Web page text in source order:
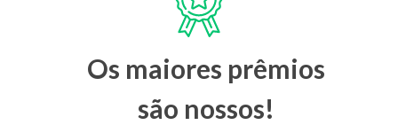
Os maiores prêmios
são nossos!